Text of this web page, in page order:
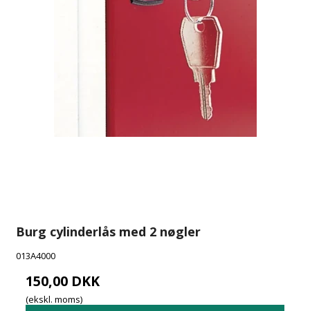
Burg cylinderlås med 2 nøgler
013A4000
150,00 DKK
(ekskl. moms)